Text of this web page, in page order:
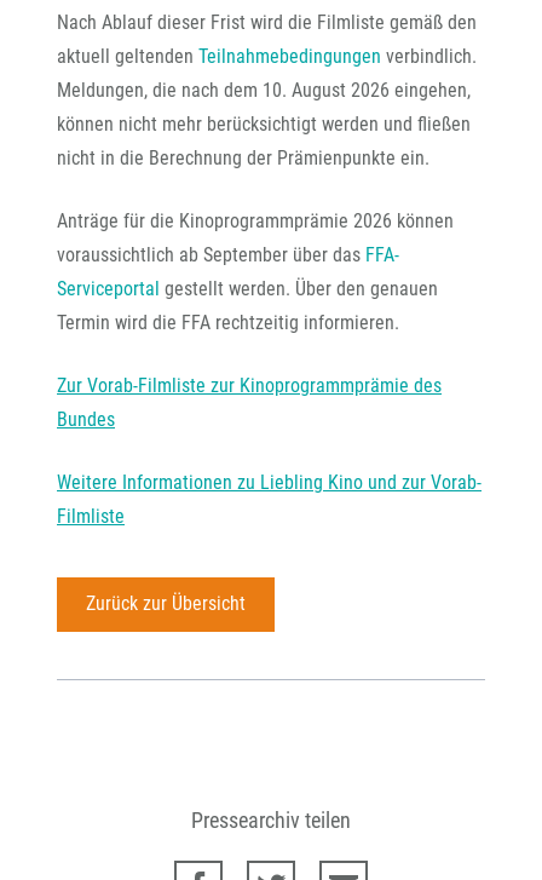
Nach Ablauf dieser Frist wird die Filmliste gemäß den
aktuell geltenden Teilnahmebedingungen verbindlich.
Meldungen, die nach dem 10. August 2026 eingehen,
können nicht mehr berücksichtigt werden und fließen
nicht in die Berechnung der Prämienpunkte ein.
Anträge für die Kinoprogrammprämie 2026 können
voraussichtlich ab September über das FFA-
Serviceportal gestellt werden. Über den genauen
Termin wird die FFA rechtzeitig informieren.
Zur Vorab-Filmliste zur Kinoprogrammprämie des
Bundes
Weitere Informationen zu Liebling Kino und zur Vorab-
Filmliste
Zurück zur Übersicht
Pressearchiv teilen